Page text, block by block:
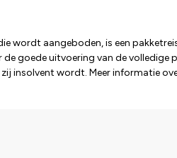
wordt aangeboden, is een
goede uitvoering van de volledige
insolvent wordt. Meer informatie